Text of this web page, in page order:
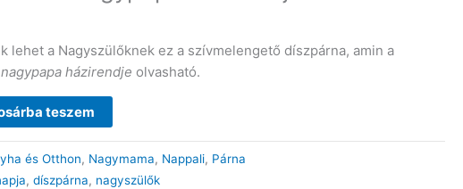
lehet a Nagyszülőknek ez a szívmelengető díszpárna, amin a
házirendje olvasható.
teszem
és Otthon, Nagymama, Nappali, Párna
,díszpárna, nagyszülők